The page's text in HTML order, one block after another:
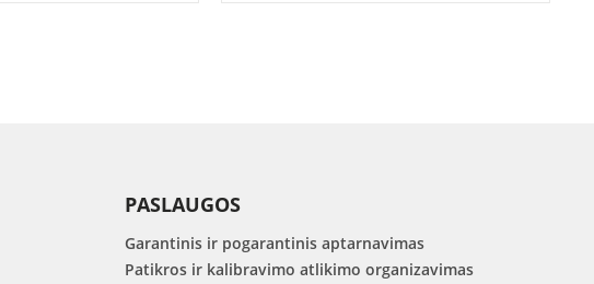
PASLAUGOS
Garantinis ir pogarantinis aptarnavimas
Patikros ir kalibravimo atlikimo organizavimas